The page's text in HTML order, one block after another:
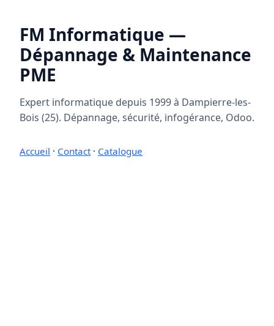
FM Informatique —
Dépannage & Maintenance
PME
Expert informatique depuis 1999 à Dampierre-les-
Bois (25). Dépannage, sécurité, infogérance, Odoo.
Accueil · Contact· Catalogue